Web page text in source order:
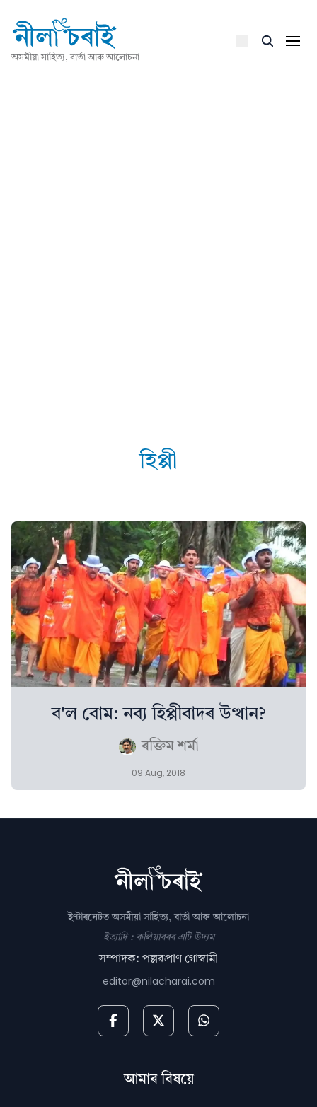
অসমীয়া সাহিত্য, বাৰ্তা আৰু আলোচনা
হিপ্পী
ব'ল বোম: নব্য হিপ্পীবাদৰ উত্থান?
ৰক্তিম শৰ্মা
09 Aug, 2018
ইণ্টাৰনেটত অসমীয়া সাহিত্য, বাৰ্তা আৰু আলোচনা
ইত্যাদি : কলিয়াবৰৰ এটি উদ্যম
সম্পাদক: পল্লৱপ্ৰাণ গোস্বামী
editor@nilacharai.com
আমাৰ বিষয়ে